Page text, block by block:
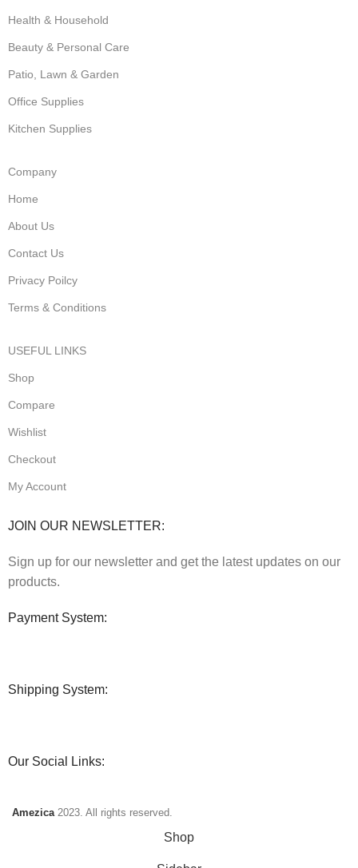
Health & Household
Beauty & Personal Care
Patio, Lawn & Garden
Office Supplies
Kitchen Supplies
Company
Home
About Us
Contact Us
Privacy Poilcy
Terms & Conditions
USEFUL LINKS
Shop
Compare
Wishlist
Checkout
My Account
JOIN OUR NEWSLETTER:
Sign up for our newsletter and get the latest updates on our
products.
Payment System:
Shipping System:
Our Social Links:
Amezica 2023. All rights reserved.
Shop